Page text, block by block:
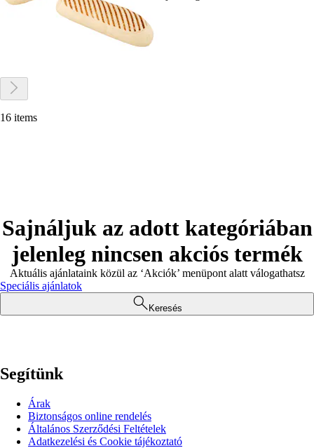
16 items
Sajnáljuk az adott kategóriában
jelenleg nincsen akciós termék
Aktuális ajánlataink közül az ‘Akciók’ menüpont alatt válogathatsz
Speciális ajánlatok
Keresés
Segítünk
Árak
Biztonságos online rendelés
Általános Szerződési Feltételek
Adatkezelési és Cookie tájékoztató